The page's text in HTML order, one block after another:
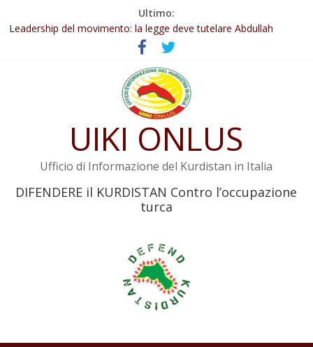
Ultimo:
Abdullah Öcalan: Le legge negativa deve essere trasformata in
legge positiva
Leadership del movimento: la legge deve tutelare Abdullah
Commissione donne del KNK: Şengal è di nuovo sotto minaccia
Non tenere conto della situazione di Rêber Apo ostacolerebbe
Il KNK chiede un’azione internazionale contro i crimini di guerra
UIKI ONLUS
Ufficio di Informazione del Kurdistan in Italia
DIFENDERE il KURDISTAN Contro l’occupazione
turca